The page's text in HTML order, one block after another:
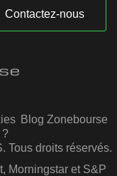
Contactez-nous
Blog Zonebourse
?
Tous droits réservés.
Morningstar et S&P